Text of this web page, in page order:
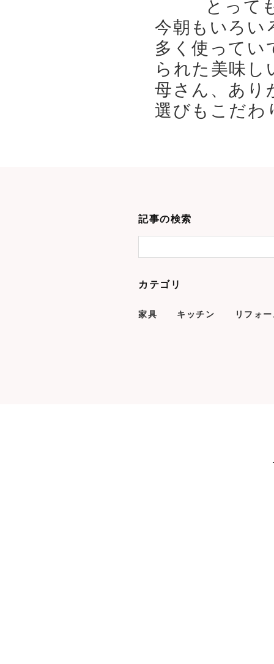
今朝もいろい
多く使ってい
られた美味
母さん、あり
選びもこだ
記事の検索
カテゴリ
家具 キッチン リフォ